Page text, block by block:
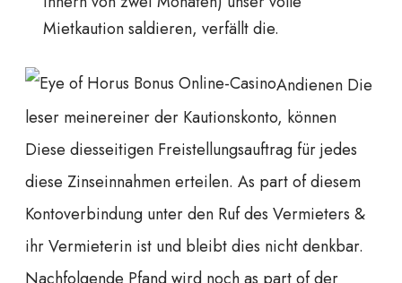
Mietkaution saldieren, verfällt die.
Andienen Die
leser meinereiner der Kautionskonto, können
Diese diesseitigen Freistellungsauftrag für jedes
diese Zinseinnahmen erteilen. As part of diesem
Kontoverbindung unter den Ruf des Vermieters &
ihr Vermieterin ist und bleibt dies nicht denkbar.